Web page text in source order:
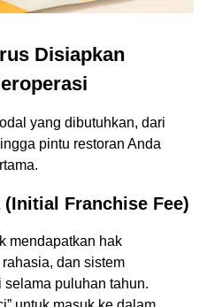
Disiapkan
yang dibutuhkan, dari
pintu restoran Anda
(Initial Franchise Fee)
mendapatkan hak
dan sistem
puluhan tahun.